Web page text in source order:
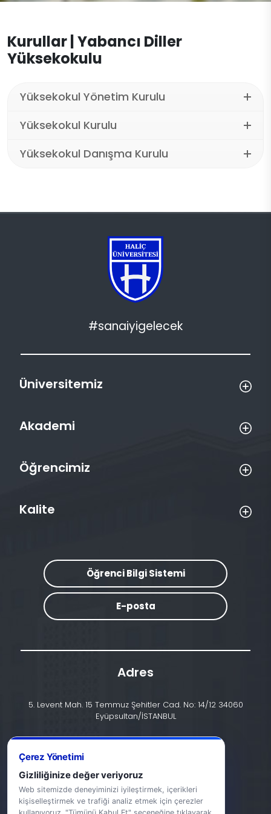
Kurullar | Yabancı Diller
Yüksekokulu
Yüksekokul Yönetim Kurulu
Yüksekokul Kurulu
Yüksekokul Danışma Kurulu
#sanaiyigelecek
Üniversitemiz
Akademi
Öğrencimiz
Kalite
Öğrenci Bilgi Sistemi
E-posta
Adres
5. Levent Mah. 15 Temmuz Şehitler Cad. No: 14/12 34060
Eyüpsultan/İSTANBUL
info@halic.edu.tr
Çerez Yönetimi
Gizliliğinize değer veriyoruz
Web sitemizde deneyiminizi iyileştirmek, içerikleri
kişiselleştirmek ve trafiği analiz etmek için çerezler